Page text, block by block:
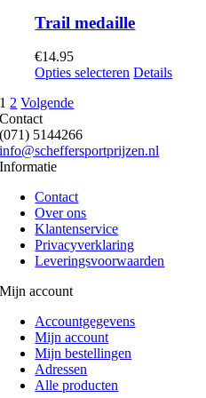
Trail medaille
€14.95
Opties selecteren Details
1 2 Volgende
Contact
(071) 5144266
info@scheffersportprijzen.nl
Informatie
Contact
Over ons
Klantenservice
Privacyverklaring
Leveringsvoorwaarden
Mijn account
Accountgegevens
Mijn account
Mijn bestellingen
Adressen
Alle producten